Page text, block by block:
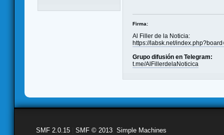
Firma:
Al Filler de la Noticia:
https://labsk.net/
Grupo difusión en Telegram:
t.me/AlFillerdelaNoticica
SMF 2.0.15 SMF © 2013 Simple Machines